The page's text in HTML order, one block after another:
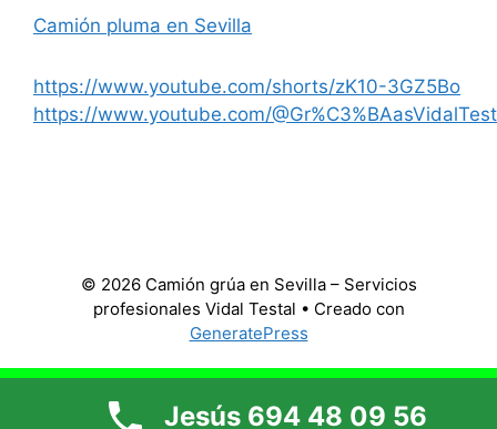
Camión pluma en Sevilla
https://www.youtube.com/shorts/zK10-3GZ5Bo
https://www.youtube.com/
© 2026 Camión grúa en Sevilla – Servicios
profesionales Vidal Testal • Creado con
GeneratePress
Jesús 694 48 09 56